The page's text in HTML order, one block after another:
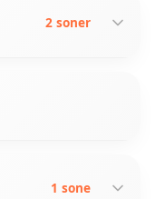
2 soner
1 sone